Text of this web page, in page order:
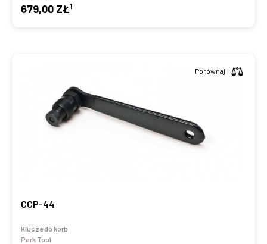
679,00 ZŁ1
CCP-44
Klucze do korb
Park Tool
Porównaj